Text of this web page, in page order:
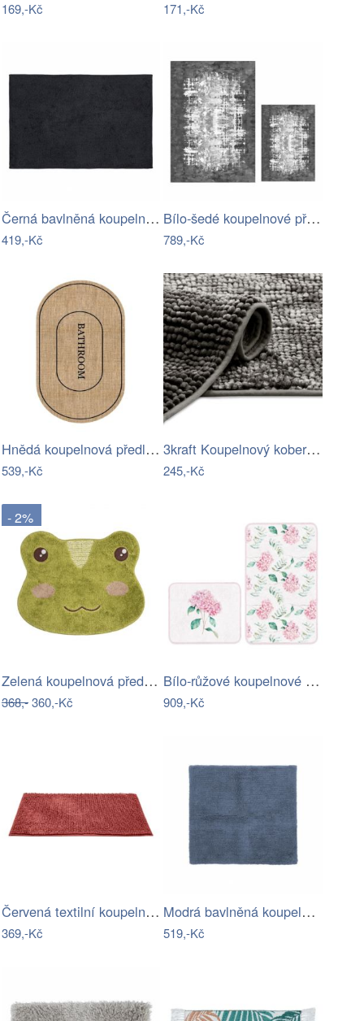
169,-Kč 171,-Kč
Černá bavlněná koupelnová podložka…
419,-Kč
Bílo-šedé koupelnové předložky v sadě 2…
789,-Kč
Hnědá koupelnová předložka 60x90 cm…
539,-Kč
3kraft Koupelnový koberec Bati ocelově…
245,-Kč
- 2%
Zelená koupelnová předložka hlava žabky…
368,-360,-Kč
Bílo-růžové koupelnové předložky v sadě…
909,-Kč
Červená textilní koupelnová předložka…
369,-Kč
Modrá bavlněná koupelnová předložka…
519,-Kč